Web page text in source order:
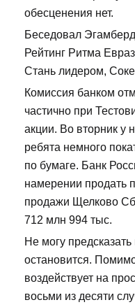
обесценения нет.
Беседовал
Рейтинг Ритма
Стань лидером,
Комиссия банком
частично при
акции. Во вторник у
ребята немного
по бумаге. Банк
намерении продать
продажи Щелково
712 млн 994 тыс.
Не могу
остановится.
воздействует на
восьми из десяти